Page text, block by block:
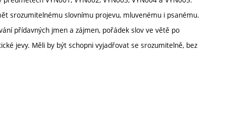
srozumitelnému slovnímu projevu, mluvenému i psanému.
přídavných jmen a zájmen, pořádek slov ve větě po
jevy. Měli by být schopni vyjadřovat se srozumitelně, bez